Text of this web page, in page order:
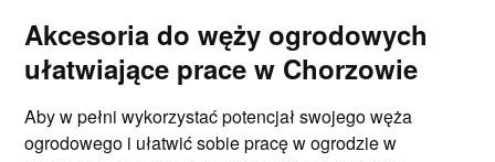
Akcesoria do węży ogrodowych
ułatwiające prace w Chorzowie
Aby w pełni wykorzystać potencjał swojego węża
ogrodowego i ułatwić sobie pracę w ogrodzie w